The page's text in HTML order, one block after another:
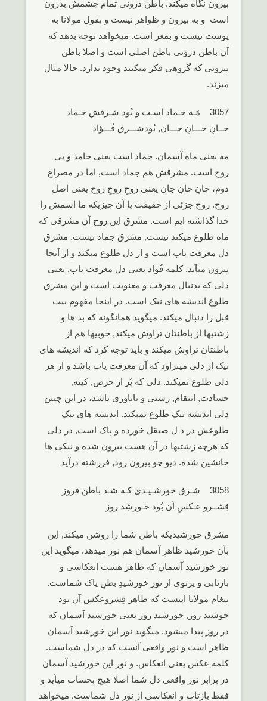
بیرون نگاه میکند. باطن درونی تمام چشمش بدرون
است و به بیرون و ظواهر نیست و بقول مولانا به
پوست نیست و بمغز است. میخواهد توجه بدهد که
آن باطن درونی باطن اصلی است و اصلا باطن
بیرونی که گروهی فکر میکنند وجود ندارد. حالا مثال
میزند.
3057 مَـه جـماد اسـت و بُود شـرقش جـماد
جــانِ جـــانِ جـــان, بُودشـــرق فُـــؤاد
مه یعنی ماه آسمان. جماد است یعنی جامد و بی
روح است. مشرقش هم جماد است, اما در مصراع
دوم، جانِ جانِ جان یعنی روحِ روحِ روح یعنی اصل
روح. روح جزئی از حقیقت یا آن چیزیکه ما اسمش را
خدا گذاشته ایم است. مشرق این روح آن مشرقی که
ماه طلوع میکند نیست, مشرق جماد نیست. مشرق
دل معرفت یاب است و از دل طلوع میکند و از آنجا
بیرون میآید. کلمه فُؤاد یعنی دل معرفت یاب, یعنی
دلی که بدنبال معرفت و معنویت است و این مشرق
طلوع اندیشه های نیک است. در اینجا مفهوم بیت
قبل را دنبال میکند. میگوید همانگونه که بد ها و
زشتیها از باطنتان تراوش میکند, خوبیها هم از
باطنتان تراوش میکند و باید توجه کرد که اندیشه های
نیک از دلی میتراود که آن معرفت یاب باشد و از هر
دلی طلوع نمیکند. دلی که پُر از حرص, کینه,
حسادت, انتقام, زشتی و ناباوری باشد، در این چنین
دلی اندیشه نیک طلوع نمیکند. اندیشه های نیک
طلوعش در د ل صیقل خورده و پاک است, در دلی
که هرچه زشتیها در آن هست بیرون شده و نیکی ها
جانشین شده. دیو چو بیرون رود, فررشته درآید
3058 شـرق خورشـیـدی کـه شـد باطن فروز
قِشــرو عـکسِ آن بُود خـورشِد روز
مشرق خورشیدیکه باطن شما را روشن میکند, این
بآن خورشید ظاهرِ آسمان هم نور میدهد. میگوید این
نور خورشید آسمان که ظاهر هست انعکاسی و
بازتابی و پرتوی از نور خورشیدِ بطنِ پاک شماست.
پیغام مولانا اینست که ظاهر قِشروعکس آن بود
خوشید روز, خورشید روز یعنی خورشید آسمان که
در روز پیدا میشود. میگوید نور این خورشید آسمان
ظاهر است و نور واقعی آنست که در دل شماست.
کلمه عکس یعنی انعکاس. و نور این خورشید آسمان
در برابر نور واقعی دل شما اصلا هیچ بحساب میآید و
فقط بازتاب و انعکاسی از نور دل شماست. میخواهد